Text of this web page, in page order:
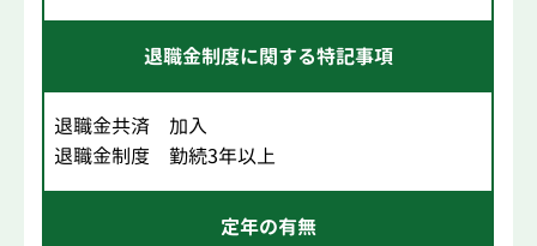
退職金制度に関する特記事項
退職金共済 加入
退職金制度 勤続3年以上
定年の有無